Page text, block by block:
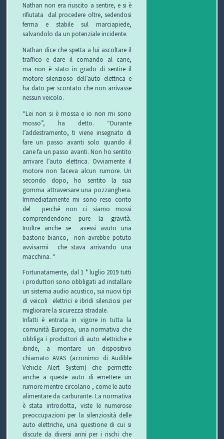
Nathan non era riuscito a sentire, e si è
rifiutata dal procedere oltre, sedendosi
ferma e stabile sul marciapiede,
salvandolo da un potenziale incidente.
Nathan dice che spetta a lui ascoltare il
traffico e dare il comando al cane,
ma non è stato in grado di sentire il
motore silenzioso dell’auto elettrica e
ha dato per scontato che non arrivasse
nessun veicolo.
“Lei non si è mossa e io non mi sono
mosso”, ha detto. “Durante
l’addestramento, ti viene insegnato di
fare un passo avanti solo quando il
cane fa un passo avanti. Non ho sentito
arrivare l’auto elettrica. Ovviamente il
motore non faceva alcun rumore. Un
secondo dopo, ho sentito la sua
gomma attraversare una pozzanghera.
Immediatamente mi sono reso conto
del perché non ci siamo mossi
comprendendone pure la gravità.
Inoltre anche se avessi avuto una
bastone bianco, non avrebbe potuto
avvisarmi che stava arrivando una
macchina. “
Fortunatamente, dal 1 ° luglio 2019 tutti
i produttori sono obbligati ad installare
un sistema audio acustico, sui nuovi tipi
di veicoli elettrici e ibridi silenziosi per
migliorare la sicurezza stradale.
Infatti è entrata in vigore in tutta la
comunità Europea, una normativa che
obbliga i produttori di auto elettriche e
ibride, a montare un dispositivo
chiamato AVAS (acronimo di Audible
Vehicle Alert System) che permette
anche a queste auto di emettere un
rumore mentre circolano , come le auto
alimentare da carburante. La normativa
è stata introdotta, viste le numerose
preoccupazioni per la silenziosità delle
auto elettriche, una questione di cui si
discute da diversi anni per i rischi che